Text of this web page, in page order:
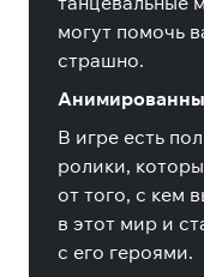
могут помочь
страшно.
В игре есть
ролики,
от того, с кем
в этот мир и
с его героями.